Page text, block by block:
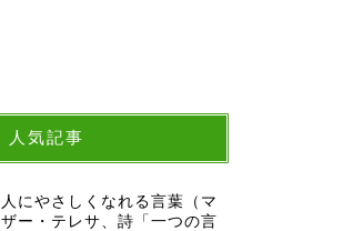
人気記事
人にやさしくなれる言葉（マ
ザー・テレサ、詩「一つの言